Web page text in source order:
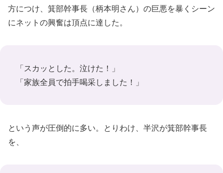
方につけ、箕部幹事長（柄本明さん）の巨悪を暴くシーン
にネットの興奮は頂点に達した。
「スカッとした。泣けた！」
「家族全員で拍手喝采しました！」
という声が圧倒的に多い。とりわけ、半沢が箕部幹事長
を、